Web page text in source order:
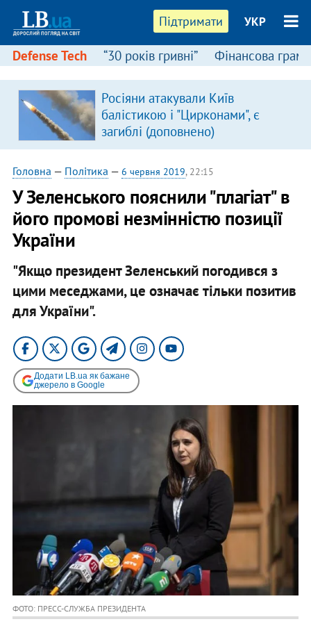
Підтримати УКР
Defense Tech “30 років гривні” Фінансова
Росіяни атакували Київ
балістикою і "Цирконами", є
загиблі (доповнено)
Головна — Політика — 6 червня 2019, 22:15
У Зеленського пояснили "плагіат" в
його промові незмінністю позиції
України
"Якщо президент Зеленський погодився з
цими меседжами, це означає тільки позитив
для України".
Додати LB.ua як бажане
джерело в Google
ФОТО: ПРЕСС-СЛУЖБА ПРЕЗИДЕНТА